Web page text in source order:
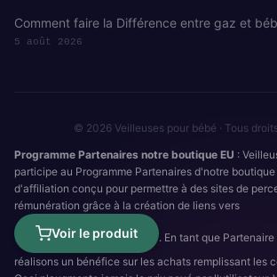
Comment faire la Différence entre gaz et
5 août 2026
© 2026 Veilleuses pour bébé · Tous
Programme Partenaires notre boutique EU :
participe au Programme Partenaires d'notre boutique
d'affiliation conçu pour permettre à des sites de
rémunération grâce à la création de liens vers
Voir le produit
. En tant que
réalisons un bénéfice sur les achats remplissant les